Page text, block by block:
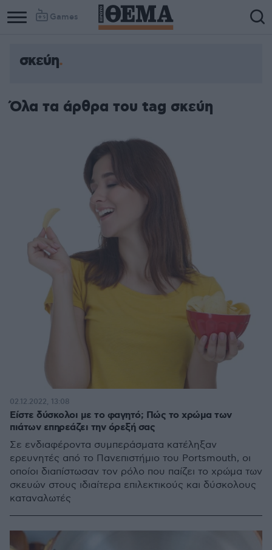
Games
σκεύη
Όλα τα άρθρα του tag σκεύη
Είστε δύσκολοι με το φαγητό; Πώς το χρώμα των
πιάτων επηρεάζει την όρεξή σας
Σε ενδιαφέροντα συμπεράσματα κατέληξαν
ερευνητές από το Πανεπιστήμιο του Portsmouth, οι
οποίοι διαπίστωσαν τον ρόλο που παίζει το χρώμα των
σκευών στους ιδιαίτερα επιλεκτικούς και δύσκολους
καταναλωτές
02.12.2022, 13:08